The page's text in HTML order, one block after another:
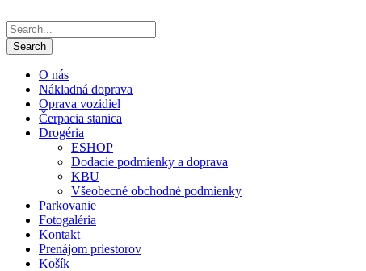
O nás
Nákladná doprava
Oprava vozidiel
Čerpacia stanica
Drogéria
ESHOP
Dodacie podmienky a doprava
KBU
Všeobecné obchodné podmienky
Parkovanie
Fotogaléria
Kontakt
Prenájom priestorov
Košík